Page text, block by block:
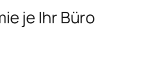
je Ihr Büro